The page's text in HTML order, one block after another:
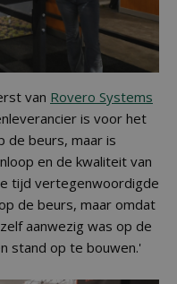
van Rovero Systems
is voor het
de beurs, maar is
en de kwaliteit van
tijd vertegenwoordigde
de beurs, maar omdat
aanwezig was op de
stand op te bouwen.'